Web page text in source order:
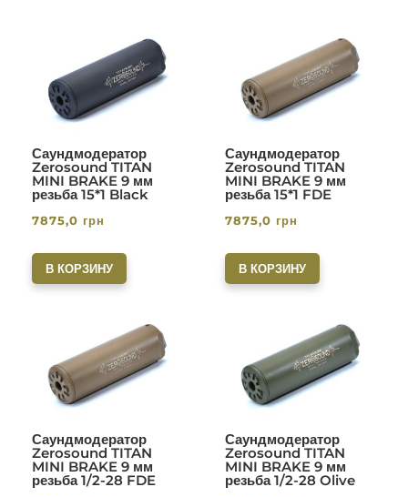
Саундмодератор
Zerosound TITAN
MINI BRAKE 9 мм
резьба 15*1 Black
7875,0 грн
В КОРЗИНУ
Саундмодератор
Zerosound TITAN
MINI BRAKE 9 мм
резьба 15*1 FDE
7875,0 грн
В КОРЗИНУ
Саундмодератор
Zerosound TITAN
MINI BRAKE 9 мм
резьба 1/2-28 FDE
Саундмодератор
Zerosound TITAN
MINI BRAKE 9 мм
резьба 1/2-28 Olive